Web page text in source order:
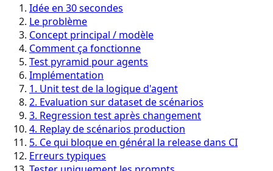
Idée en 30 secondes
Le problème
Concept principal / modèle
Comment ça fonctionne
Test pyramid pour agents
Implémentation
1. Unit test de la logique d'agent
2. Evaluation sur dataset de scénarios
3. Regression test après changement
4. Replay de scénarios production
5. Ce qui bloque en général la release dans CI
Erreurs typiques